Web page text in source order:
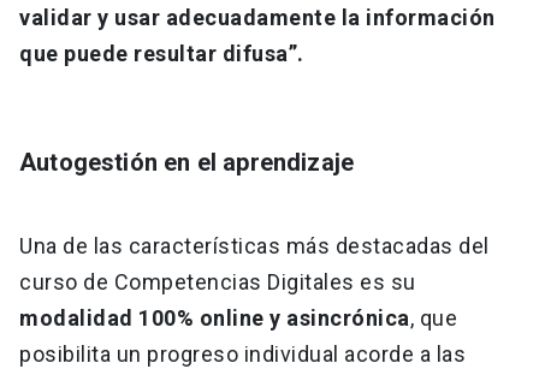
validar y usar adecuadamente la información
que puede resultar difusa”.
Autogestión en el aprendizaje
Una de las características más destacadas del
curso de Competencias Digitales es su
modalidad 100% online y asincrónica, que
posibilita un progreso individual acorde a las